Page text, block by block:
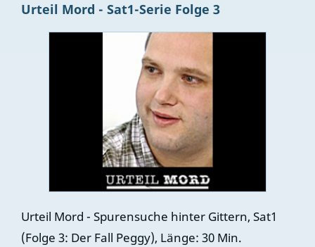
Urteil Mord - Sat1-Serie Folge 3
Urteil Mord - Spurensuche hinter Gittern, Sat1
(Folge 3: Der Fall Peggy), Länge: 30 Min.